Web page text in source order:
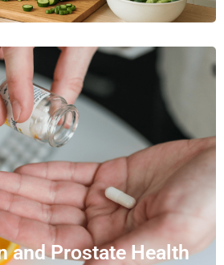
and Prostate Health